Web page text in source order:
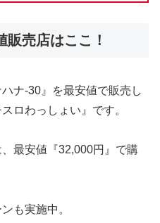
売店はここ！
ナ-30』を最安値で販売し
ロわっしょい』です。
、最安値『32,000円』で購
も実施中。